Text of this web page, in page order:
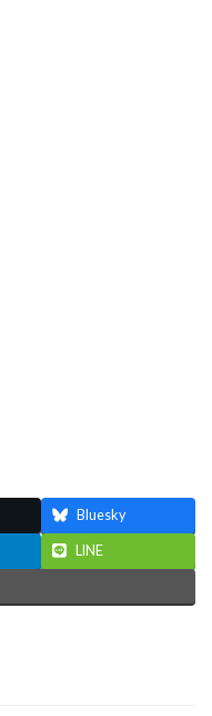
Bluesky
LINE